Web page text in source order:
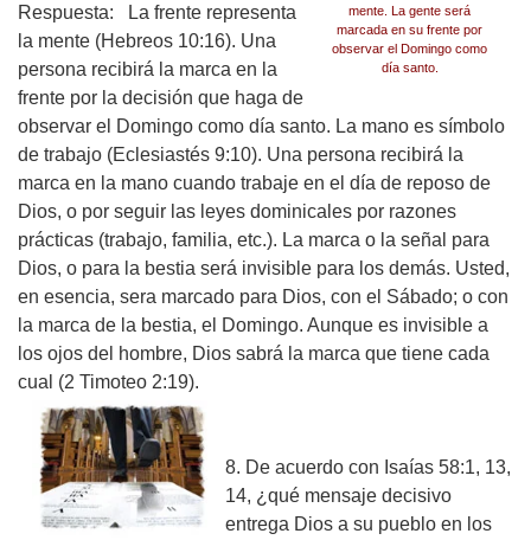
mente. La gente será
marcada en su frente por
observar el Domingo como
día santo.
Respuesta: La frente representa
la mente (Hebreos 10:16). Una
persona recibirá la marca en la
frente por la decisión que haga de
observar el Domingo como día santo. La mano es símbolo
de trabajo (Eclesiastés 9:10). Una persona recibirá la
marca en la mano cuando trabaje en el día de reposo de
Dios, o por seguir las leyes dominicales por razones
prácticas (trabajo, familia, etc.). La marca o la señal para
Dios, o para la bestia será invisible para los demás. Usted,
en esencia, sera marcado para Dios, con el Sábado; o con
la marca de la bestia, el Domingo. Aunque es invisible a
los ojos del hombre, Dios sabrá la marca que tiene cada
cual (2 Timoteo 2:19).
8. De acuerdo con Isaías 58:1, 13,
14, ¿qué mensaje decisivo
entrega Dios a su pueblo en los